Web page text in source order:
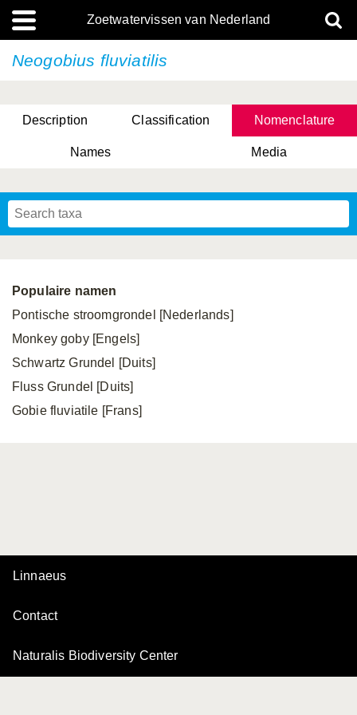
Zoetwatervissen van Nederland
Neogobius fluviatilis
Description Classification Nomenclature
Names Media
Populaire namen
Pontische stroomgrondel [Nederlands]
Monkey goby [Engels]
Schwartz Grundel [Duits]
Fluss Grundel [Duits]
Gobie fluviatile [Frans]
Linnaeus
Contact
Naturalis Biodiversity Center